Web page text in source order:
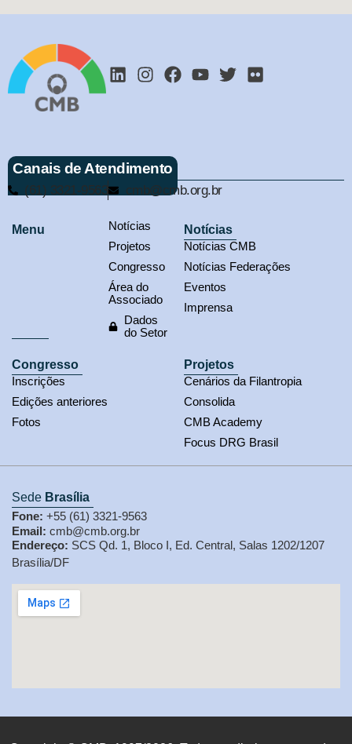
Canais de Atendimento
(61) 3321-9563 cmb@cmb.org.br
Menu
Notícias
Projetos
Congresso
Área do
Associado
Dados
do Setor
Notícias
Notícias CMB
Notícias Federações
Eventos
Imprensa
Congresso
Inscrições
Edições anteriores
Fotos
Projetos
Cenários da Filantropia
Consolida
CMB Academy
Focus DRG Brasil
Sede Brasília
Fone: +55 (61) 3321-9563
Email: cmb@cmb.org.br
Endereço: SCS Qd. 1, Bloco I, Ed. Central, Salas 1202/1207
Brasília/DF